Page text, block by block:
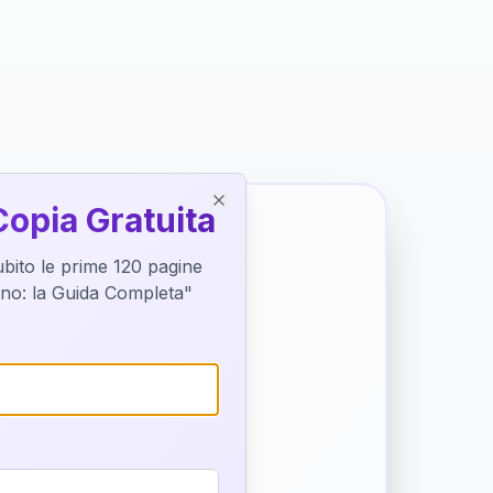
di
Gratuita
le prime 120 pagine
la Guida Completa"